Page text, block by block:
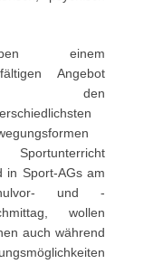
einem
Angebot
den
Sportunterricht
in Sport-AGs am
und -
wollen
auch während